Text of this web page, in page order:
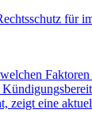
für
zeigt eine